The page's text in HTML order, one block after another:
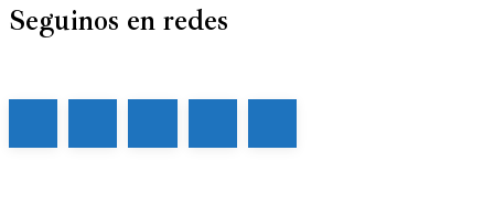
Seguinos en redes